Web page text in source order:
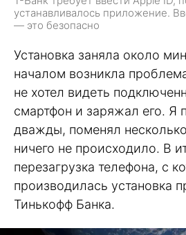
устанавливалось приложение.
— это безопасно
Установка заняла около
началом возникла
не хотел видеть
смартфон и заряжал его. Я
дважды, поменял
ничего не происходило. В
перезагрузка телефона, с
производилась установка
Тинькофф Банка.